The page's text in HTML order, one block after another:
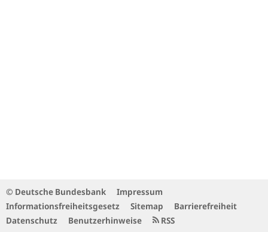
© Deutsche Bundesbank
Impressum
Informationsfreiheitsgesetz
Sitemap
Barrierefreiheit
Datenschutz
Benutzerhinweise RSS